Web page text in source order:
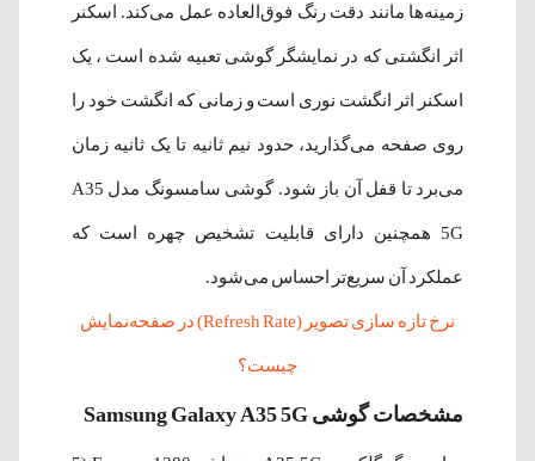
زمینه‌ها مانند دقت رنگ فوق‌العاده عمل می‌کند. اسکنر
اثر انگشتی که در نمایشگر گوشی تعبیه شده است ، یک
اسکنر اثر انگشت نوری است و زمانی که انگشت خود را
روی صفحه می‌گذارید، حدود نیم ثانیه تا یک ثانیه زمان
می‌برد تا قفل آن باز شود. گوشی سامسونگ مدل A35
5G همچنین دارای قابلیت تشخیص چهره است که
عملکرد آن سریع‌تر احساس می‌شود.
نرخ تازه سازی تصویر (Refresh Rate) در صفحه‌نمایش
چیست؟
مشخصات گوشی Samsung Galaxy A35 5G